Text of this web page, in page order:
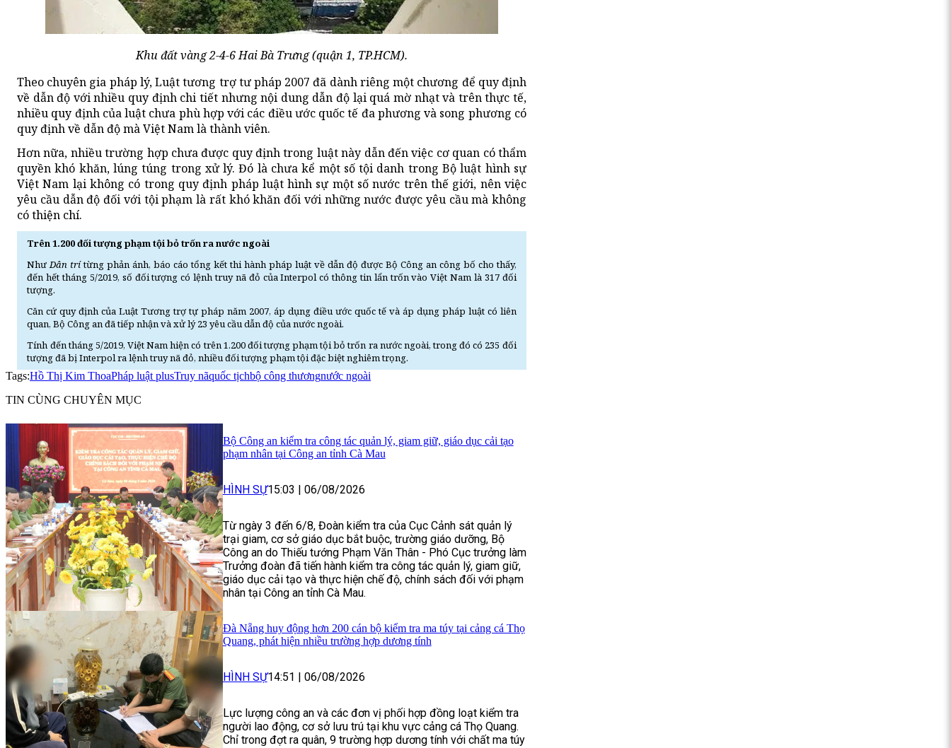
Khu đất vàng 2-4-6 Hai Bà Trưng (quận 1, TP.HCM).
Theo chuyên gia pháp lý, Luật tương trợ tư pháp 2007 đã dành riêng một chương để quy định
về dẫn độ với nhiều quy định chi tiết nhưng nội dung dẫn độ lại quá mờ nhạt và trên thực tế,
nhiều quy định của luật chưa phù hợp với các điều ước quốc tế đa phương và song phương có
quy định về dẫn độ mà Việt Nam là thành viên.
Hơn nữa, nhiều trường hợp chưa được quy định trong luật này dẫn đến việc cơ quan có thẩm
quyền khó khăn, lúng túng trong xử lý. Đó là chưa kể một số tội danh trong Bộ luật hình sự
Việt Nam lại không có trong quy định pháp luật hình sự một số nước trên thế giới, nên việc
yêu cầu dẫn độ đối với tội phạm là rất khó khăn đối với những nước được yêu cầu mà không
có thiện chí.
Trên 1.200 đối tượng phạm tội bỏ trốn ra nước ngoài
NhưDân trítừng phản ánh, báo cáo tổng kết thi hành pháp luật về dẫn độ được Bộ Công an công bố cho thấy,
đến hết tháng 5/2019, số đối tượng có lệnh truy nã đỏ của Interpol có thông tin lẩn trốn vào Việt Nam là 317 đối
tượng.
Căn cứ quy định của Luật Tương trợ tự pháp năm 2007, áp dụng điều ước quốc tế và áp dụng pháp luật có liên
quan, Bộ Công an đã tiếp nhận và xử lý 23 yêu cầu dẫn độ của nước ngoài.
Tính đến tháng 5/2019, Việt Nam hiện có trên 1.200 đối tượng phạm tội bỏ trốn ra nước ngoài, trong đó có 235 đối
tượng đã bị Interpol ra lệnh truy nã đỏ, nhiều đối tượng phạm tội đặc biệt nghiêm trọng.
Tags:Hồ Thị Kim ThoaPháp luật plusTruy nãquốc tịchbộ công thươngnước ngoài
TIN CÙNG CHUYÊN MỤC
Bộ Công an kiểm tra công tác quản lý, giam giữ, giáo dục cải tạo
phạm nhân tại Công an tỉnh Cà Mau
HÌNH SỰ15:03 | 06/08/2026
Từ ngày 3 đến 6/8, Đoàn kiểm tra của Cục Cảnh sát quản lý
trại giam, cơ sở giáo dục bắt buộc, trường giáo dưỡng, Bộ
Công an do Thiếu tướng Phạm Văn Thân - Phó Cục trưởng làm
Trưởng đoàn đã tiến hành kiểm tra công tác quản lý, giam giữ,
giáo dục cải tạo và thực hiện chế độ, chính sách đối với phạm
nhân tại Công an tỉnh Cà Mau.
Đà Nẵng huy động hơn 200 cán bộ kiểm tra ma túy tại cảng cá Thọ
Quang, phát hiện nhiều trường hợp dương tính
HÌNH SỰ14:51 | 06/08/2026
Lực lượng công an và các đơn vị phối hợp đồng loạt kiểm tra
người lao động, cơ sở lưu trú tại khu vực cảng cá Thọ Quang.
Chỉ trong đợt ra quân, 9 trường hợp dương tính với chất ma túy